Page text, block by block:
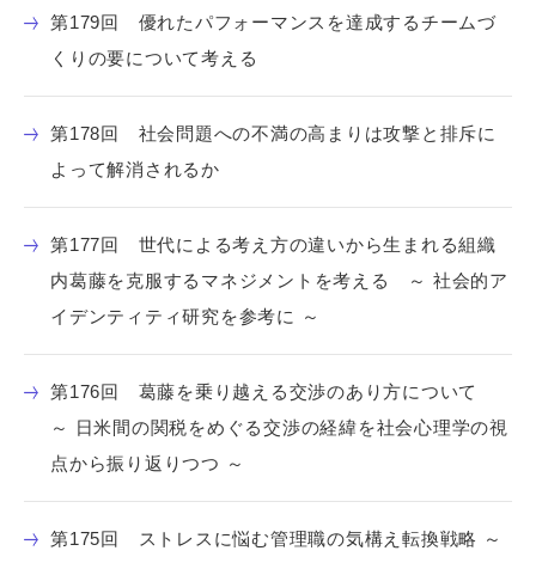
第179回 優れたパフォーマンスを達成するチームづ
くりの要について考える
第178回 社会問題への不満の高まりは攻撃と排斥に
よって解消されるか
第177回 世代による考え方の違いから生まれる組織
内葛藤を克服するマネジメントを考える ～ 社会的ア
イデンティティ研究を参考に ～
第176回 葛藤を乗り越える交渉のあり方について
～ 日米間の関税をめぐる交渉の経緯を社会心理学の視
点から振り返りつつ ～
第175回 ストレスに悩む管理職の気構え転換戦略 ～